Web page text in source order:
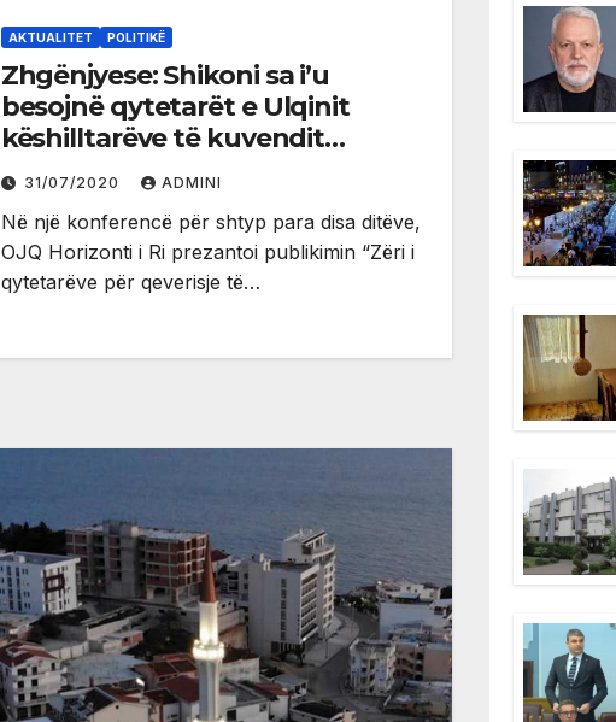
AKTUALITET POLITIKË
Zhgënjyese: Shikoni sa i’u
besojnë qytetarët e Ulqinit
këshilltarëve të kuvendit
komunal
31/07/2020 ADMINI
Në një konferencë për shtyp para disa ditëve,
OJQ Horizonti i Ri prezantoi publikimin “Zëri i
qytetarëve për qeverisje të…